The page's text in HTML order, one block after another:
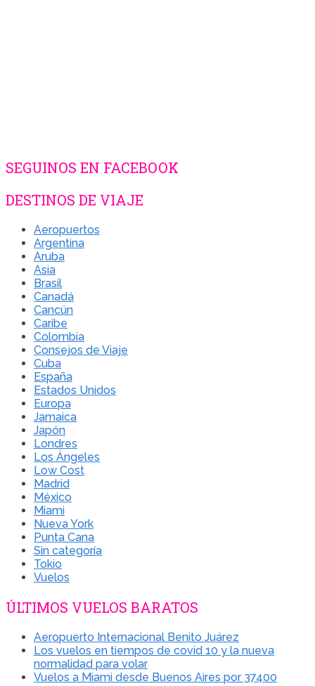
SEGUINOS EN FACEBOOK
DESTINOS DE VIAJE
Aeropuertos
Argentina
Aruba
Asia
Brasil
Canadá
Cancún
Caribe
Colombia
Consejos de Viaje
Cuba
España
Estados Unidos
Europa
Jamaica
Japón
Londres
Los Ángeles
Low Cost
Madrid
México
Miami
Nueva York
Punta Cana
Sin categoría
Tokio
Vuelos
ÚLTIMOS VUELOS BARATOS
Aeropuerto Internacional Benito Juárez
Los vuelos en tiempos de covid 10 y la nueva
normalidad para volar
Vuelos a Miami desde Buenos Aires por 37400